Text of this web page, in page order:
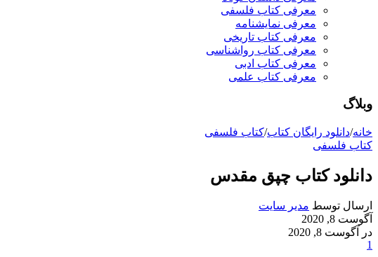
معرفی کتاب فلسفی
معرفی نمایشنامه
معرفی کتاب تاریخی
معرفی کتاب رواشناسی
معرفی کتاب ادبی
معرفی کتاب علمی
وبلاگ
خانه/دانلود رایگان کتاب/کتاب فلسفی
کتاب فلسفی
دانلود کتاب چپق مقدس
ارسال توسط مدیر سایت
آگوست 8, 2020
در آگوست 8, 2020
1